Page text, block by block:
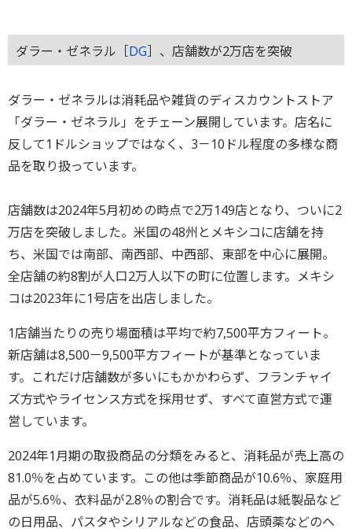
ダラー・ゼネラル［DG］、店舗数が2万店を突破
ダラー・ゼネラルは消耗品や雑貨のディスカウントストア
「ダラー・ゼネラル」をチェーン展開しています。店名に
反して1ドルショップではなく、3－10ドル程度の多様な商
品を取り扱っています。
店舗数は2024年5月初めの時点で2万149店となり、ついに2
万店を突破しました。米国の48州とメキシコに店舗を持
ち、米国では南部、南西部、中西部、東部を中心に展開。
全店舗の約8割が人口2万人以下の町に位置します。メキシ
コは2023年に1号店を出店しました。
1店舗当たりの売り場面積は平均で約7,500平方フィート。
新店舗は8,500－9,500平方フィートが基準となっていま
す。これだけ店舗数が多いにもかかわらず、フランチャイ
ズ方式やライセンス方式を採用せず、すべて直営方式で運
営しています。
2024年1月期の取扱商品の分類をみると、消耗品が売上高の
81.0％を占めています。この他は季節商品が10.6％、家庭用
品が5.6％、衣料品が2.8％の割合です。消耗品は紙製品など
の日用品、パスタやシリアルなどの食品、店頭薬などのヘ